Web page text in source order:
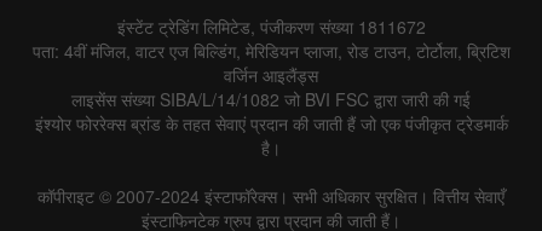
इंस्टेंट ट्रेडिंग लिमिटेड, पंजीकरण संख्या 1811672
पता: 4वीं मंजिल, वाटर एज बिल्डिंग, मेरिडियन प्लाजा, रोड टाउन, टोर्टोला, ब्रिटिश
वर्जिन आइलैंड्स
लाइसेंस संख्या SIBA/L/14/1082 जो BVI FSC द्वारा जारी की गई
इंश्योर फोररेक्स ब्रांड के तहत सेवाएं प्रदान की जाती हैं जो एक पंजीकृत ट्रेडमार्क
है।
कॉपीराइट © 2007-2024 इंस्टाफॉरेक्स। सभी अधिकार सुरक्षित। वित्तीय सेवाएँ
इंस्टाफिनटेक ग्रुप द्वारा प्रदान की जाती हैं।